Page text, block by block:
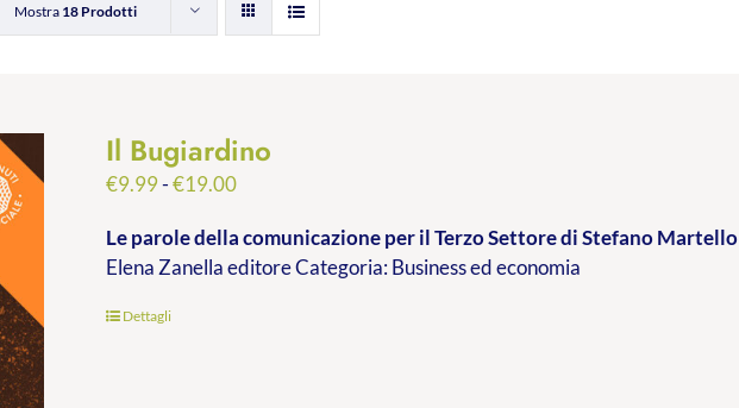
Mostra 18 Prodotti
Il Bugiardino
€9.99-€19.00Fascia
prezzo:
da
Le parole della comunicazione per il Terzo Settoredi Stefano Martello
Elena Zanella editore Categoria: Business ed economia
Dettagli